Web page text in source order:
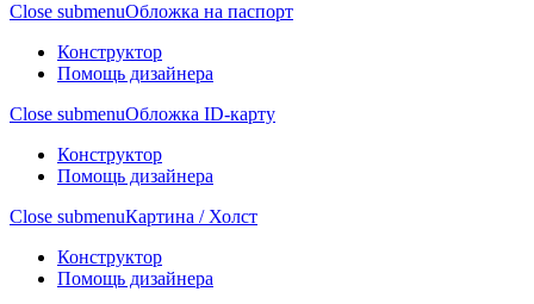
Close submenuОбложка на паспорт
Конструктор
Помощь дизайнера
Close submenuОбложка ID-карту
Конструктор
Помощь дизайнера
Close submenuКартина / Холст
Конструктор
Помощь дизайнера